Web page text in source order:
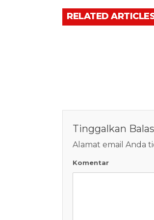
RELATED
Tinggalkan
Alamat email Anda
Komentar